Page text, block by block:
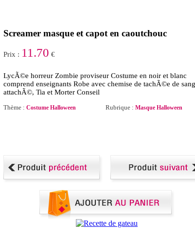
Screamer masque et capot en caoutchouc
Prix : 11.70 €
LycÃ©e horreur Zombie proviseur Costume en noir et blanc
comprend enseignants Robe avec chemise de tachÃ©e de sang
attachÃ©, Tia et Morter Conseil
Thème : Costume Halloween Rubrique : Masque Halloween